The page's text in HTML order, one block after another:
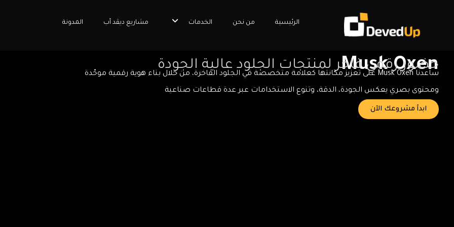
الرئيسية من نحن الخدمات مشاريع ديڤد أب المدونة
Musk Oxen
حضور رقمي فاخر لمنتجات الجلود عالية الجودة
ساعدنا Musk Oxen على تعزيز مكانتها كعلامة متخصصة في الجلود الفاخرة، من خلال بناء هوية رقمية موحّدة
ومحتوى بصري يعكس الجودة، الدقة، وتنوع الاستخدامات عبر عدة قطاعات صناعية
ابدأ مشروعك الآن